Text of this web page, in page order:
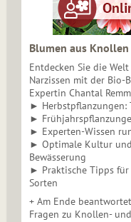
Blumen aus
Entdecken Sie die
Narzissen mit der
Expertin Chantal
► Herbstpflanzungen:
►
► Experten-Wissen
► Optimale Kultur
Bewässerung
► Praktische Tipps
Sorten
+ Am Ende
Fragen zu Knollen-